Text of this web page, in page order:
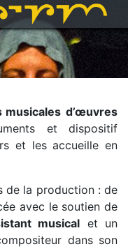
musicales d’œuvres
et dispositif
et les accueille en
de la production : de
avec le soutien de
musical et un
dans son